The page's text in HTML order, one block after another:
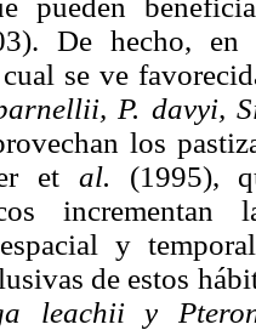
De hecho,
se ve
P. davyi,
los
et al. (1995),
y
de estos
leachii y